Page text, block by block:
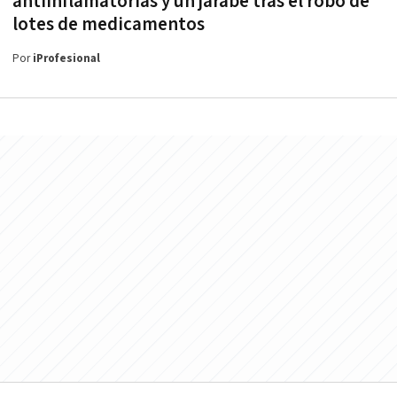
lotes de medicamentos
PoriProfesional